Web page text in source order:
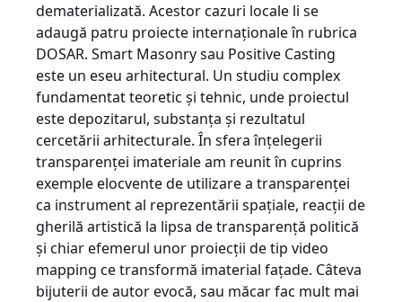
dematerializată. Acestor cazuri locale li se
adaugă patru proiecte internaţionale în rubrica
DOSAR. Smart Masonry sau Positive Casting
este un eseu arhitectural. Un studiu complex
fundamentat teoretic şi tehnic, unde proiectul
este depozitarul, substanţa şi rezultatul
cercetării arhitecturale.­ În sfera înţelegerii
transparenţei imateriale am reunit în cuprins
exemple elocvente de utilizare a transparenţei
ca instrument al reprezentării spaţiale, reacţii de
gherilă artistică la lipsa de transparenţă politică
şi chiar efemerul unor proiecţii de tip video
mapping ce transformă imaterial faţade. Câteva
bijuterii de autor evocă, sau măcar fac mult mai